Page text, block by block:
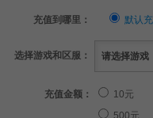
充值到哪里： 默认
选择游戏和区服：
充值金额：
10元
500元